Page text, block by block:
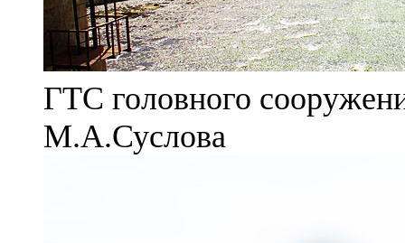
ГТС головного
М.А.Суслова